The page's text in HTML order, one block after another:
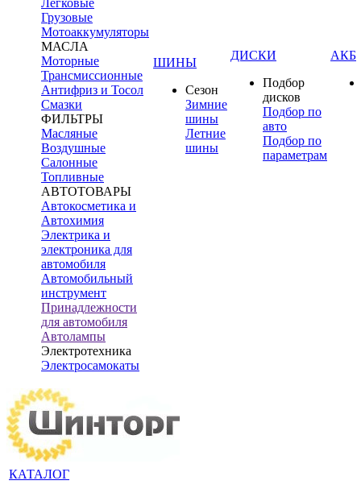
Грузовые
Мотоаккумуляторы
МАСЛА
Моторные
Трансмиссионные
Антифриз и Тосол
Смазки
ФИЛЬТРЫ
Масляные
Воздушные
Салонные
Топливные
АВТОТОВАРЫ
Автокосметика и
Автохимия
Электрика и
электроника для
автомобиля
Автомобильный
инструмент
Принадлежности
для автомобиля
Автолампы
Электротехника
Электросамокаты
ШИНЫ
Сезон
Зимние
шины
Летние
шины
ДИСКИ
Подбор
дисков
Подбор по
авто
Подбор по
параметрам
АКБ
КАТАЛОГ